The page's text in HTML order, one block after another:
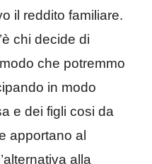
il reddito familiare.
chi decide di
che potremmo
in modo
e dei figli cosi da
apportano al
alla